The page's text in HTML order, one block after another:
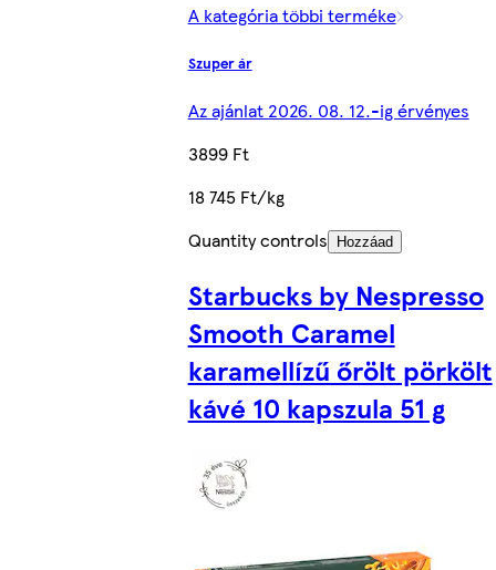
A kategória többi terméke
Szuper ár
Az ajánlat 2026. 08. 12.-ig érvényes
3899 Ft
18 745 Ft/kg
Quantity controls
Hozzáad
Starbucks by Nespresso
Smooth Caramel
karamellízű őrölt pörkölt
kávé 10 kapszula 51 g